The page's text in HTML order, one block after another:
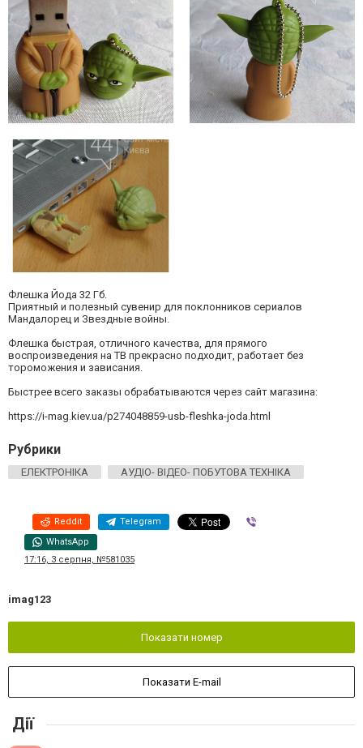
Флешка Йода 32 Гб.
Приятный и полезный сувенир для поклонников сериалов
Мандалорец и Звездные войны.
Флешка быстрая, отличного качества, для прямого
воспроизведения на ТВ прекрасно подходит, работает без
тороможения и зависания.
Быстрее всего заказы обрабатываются через сайт магазина:
https://i-mag.kiev.ua/p274048859-usb-fleshka-joda.html
Рубрики
ЕЛЕКТРОНІКА АУДІО- ВІДЕО- ПОБУТОВА ТЕХНІКА
Reddit Telegram
WhatsApp
17:16, 3 серпня, №581035
imag123
Показати номер
Показати E-mail
Дії